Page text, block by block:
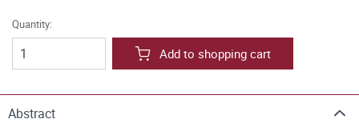
Quantity:
Add to shopping cart
Abstract